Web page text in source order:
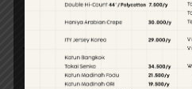
sudah bisa selesai dan
juga menawarkan
cepat dan tepat waktu.